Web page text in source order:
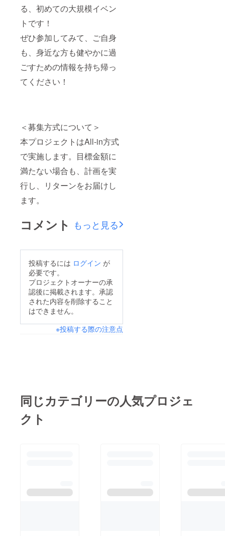
る、初めての大規模イベン
トです！
ぜひ参加してみて、ご自身
も、身近な方も健やかに過
ごすための情報を持ち帰っ
てください！
＜募集方式について＞
本プロジェクトはAll-in方式
で実施します。目標金額に
満たない場合も、計画を実
行し、リターンをお届けし
ます。
コメント もっと見る
投稿するには ログイン が
必要です。
プロジェクトオーナーの承
認後に掲載されます。承認
された内容を削除すること
はできません。
※投稿する際の注意点
同じカテゴリーの人気プロジェ
クト